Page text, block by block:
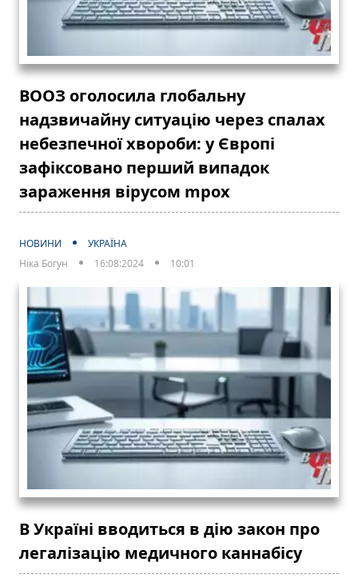
ВООЗ оголосила глобальну
надзвичайну ситуацію через спалах
небезпечної хвороби: у Європі
зафіксовано перший випадок
зараження вірусом mpox
НОВИНИ
УКРАЇНА
Ніка Богун
16:08:2024 10:01
В Україні вводиться в дію закон про
легалізацію медичного каннабісу